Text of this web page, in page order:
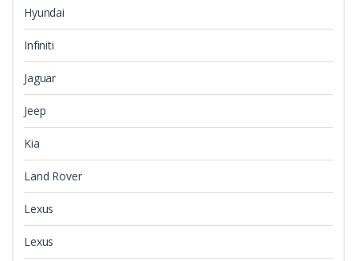
Hyundai
Infiniti
Jaguar
Jeep
Kia
Land Rover
Lexus
Lexus